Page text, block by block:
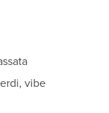
vibe